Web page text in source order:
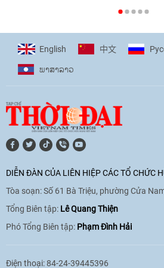
phó với biến đổi
17:07|09/06/2026
[Video] Lào
quan hệ với Việt
11:01 |09/06/2026
[Video] Doanh
Việt Nam xác
English 中文
ພາ​ສາ​ລາວ
DIỄN ĐÀN CỦA LIÊN HIỆP CÁC TỔ CHỨC
Tòa soạn: Số 61 Bà Triệu, phường Cửa
Tổng Biên tập: Lê Quang Thiện
Phó Tổng Biên tập: Phạm Đình Hải
Điện thoại: 84-24-39445396